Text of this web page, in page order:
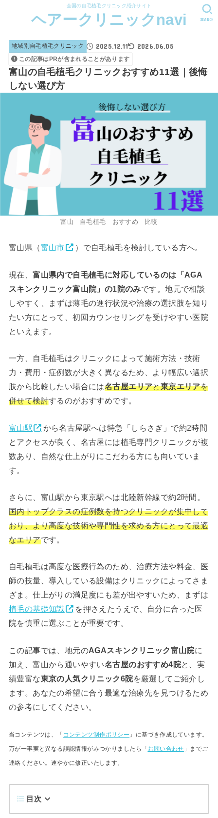
全国の自毛植毛クリニック紹介サイト
ヘアークリニックnavi SEARCH
地域別自毛植毛クリニック 2025.12.11 2026.06.05
この記事はPRが含まれることがあります
富山の自毛植毛クリニックおすすめ11選｜後悔
しない選び方
富山 自毛植毛 おすすめ 比較
富山県（富山市 ）で自毛植毛を検討している方へ。
現在、富山県内で自毛植毛に対応しているのは「AGA
スキンクリニック富山院」の1院のみです。地元で相談
しやすく、まずは薄毛の進行状況や治療の選択肢を知り
たい方にとって、初回カウンセリングを受けやすい医院
といえます。
一方、自毛植毛はクリニックによって施術方法・技術
力・費用・症例数が大きく異なるため、より幅広い選択
肢から比較したい場合には名古屋エリアと東京エリアを
併せて検討するのがおすすめです。
富山駅
から名古屋駅へは特急「しらさぎ」で約2時間
とアクセスが良く、名古屋には植毛専門クリニックが複
数あり、自然な仕上がりにこだわる方にも向いていま
す。
さらに、富山駅から東京駅へは北陸新幹線で約2時間。
国内トップクラスの症例数を持つクリニックが集中して
おり、より高度な技術や専門性を求める方にとって最適
なエリアです。
自毛植毛は高度な医療行為のため、治療方法や料金、医
師の技量、導入している設備はクリニックによってさま
ざま。仕上がりの満足度にも差が出やすいため、まずは
植毛の基礎知識
を押さえたうえで、自分に合った医
院を慎重に選ぶことが重要です。
この記事では、地元のAGAスキンクリニック富山院に
加え、富山から通いやすい名古屋のおすすめ4院と、実
績豊富な東京の人気クリニック6院を厳選してご紹介し
ます。あなたの希望に合う最適な治療先を見つけるため
の参考にしてください。
当コンテンツは、「 コンテンツ制作ポリシー 」に基づき作成しています。
万が一事実と異なる誤認情報がみつかりましたら「 お問い合わせ 」までご
連絡ください。速やかに修正いたします。
目次